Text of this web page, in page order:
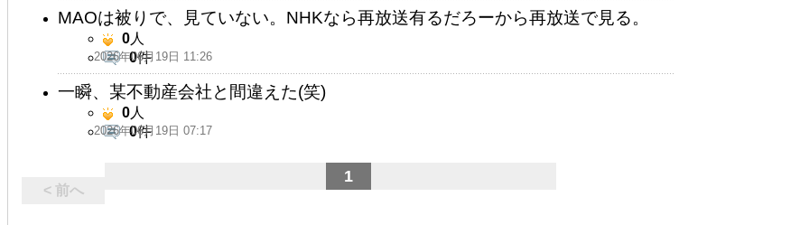
MAOは被りで、見ていない。NHKなら再放送有るだろーから再放送で見る。
2026年06月19日 11:26
0人
0件
一瞬、某不動産会社と間違えた(笑)
2026年06月19日 07:17
0人
0件
< 前へ
1